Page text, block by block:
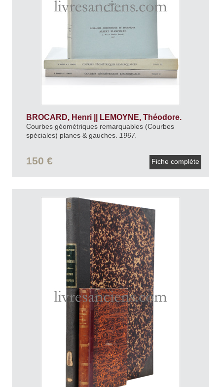
BROCARD, Henri || LEMOYNE, Théodore.
Courbes géométriques remarquables (Courbes
spéciales) planes & gauches.
1967.
150 € Fiche complète